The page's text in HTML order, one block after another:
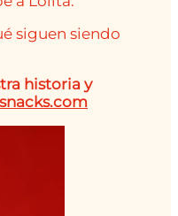
siguen siendo
historia y